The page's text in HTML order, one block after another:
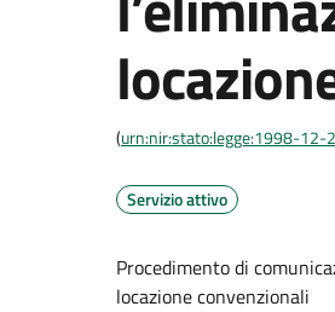
(urn:nir:stato:legge:1998-12-
Servizio attivo
Procedimento di
locazione convenzionali